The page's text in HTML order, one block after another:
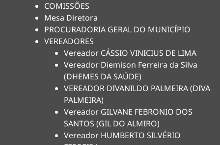
COMISSÕES
Mesa Diretora
PROCURADORIA GERAL DO MUNICÍPIO
VEREADORES
Vereador CÁSSIO VINICIUS DE LIMA
Vereador Diemison Ferreira da Silva
(DHEMES DA SAÚDE)
VEREADOR DIVANILDO PALMEIRA (DIVA
PALMEIRA)
Vereador GILVANE FEBRONIO DOS
SANTOS (GIL DO ALMIRO)
Vereador HUMBERTO SILVÉRIO